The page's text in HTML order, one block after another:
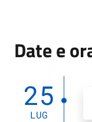
Date e
25
LUG